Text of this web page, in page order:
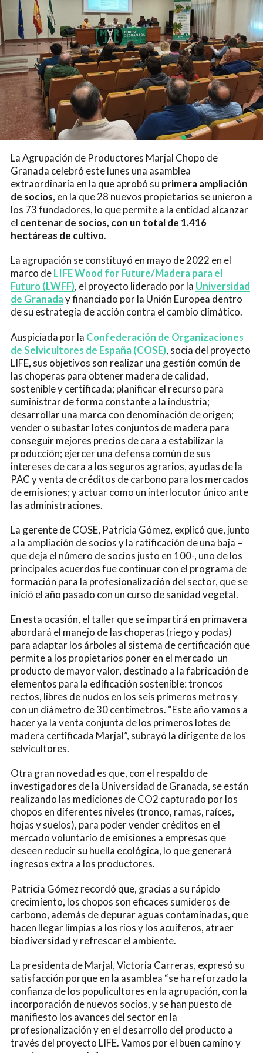
La Agrupación de Productores Marjal Chopo de
Granada celebró este lunes una asamblea
extraordinaria en la que aprobó su primera ampliación
de socios, en la que 28 nuevos propietarios se unieron a
los 73 fundadores, lo que permite a la entidad alcanzar
el centenar de socios, con un total de 1.416
hectáreas de cultivo.
La agrupación se constituyó en mayo de 2022 en el
marco deLIFE Wood for Future/Madera para el
Futuro (LWFF), el proyecto liderado por la Universidad
de Granaday financiado por la Unión Europea dentro
de su estrategia de acción contra el cambio climático.
Auspiciada por la Confederación de Organizaciones
de Selvicultores de España (COSE), socia del proyecto
LIFE, sus objetivos son realizar una gestión común de
las choperas para obtener madera de calidad,
sostenible y certificada; planificar el recurso para
suministrar de forma constante a la industria;
desarrollar una marca con denominación de origen;
vender o subastar lotes conjuntos de madera para
conseguir mejores precios de cara a estabilizar la
producción; ejercer una defensa común de sus
intereses de cara a los seguros agrarios, ayudas de la
PAC y venta de créditos de carbono para los mercados
de emisiones; y actuar como un interlocutor único ante
las administraciones.
La gerente de COSE, Patricia Gómez, explicó que, junto
a la ampliación de socios y la ratificación de una baja –
que deja el número de socios justo en 100-, uno de los
principales acuerdos fue continuar con el programa de
formación para la profesionalización del sector, que se
inició el año pasado con un curso de sanidad vegetal.
En esta ocasión, el taller que se impartirá en primavera
abordará el manejo de las choperas (riego y podas)
para adaptar los árboles al sistema de certificación que
permite a los propietarios poner en el mercado un
producto de mayor valor, destinado a la fabricación de
elementos para la edificación sostenible: troncos
rectos, libres de nudos en los seis primeros metros y
con un diámetro de 30 centímetros. “Este año vamos a
hacer ya la venta conjunta de los primeros lotes de
madera certificada Marjal”, subrayó la dirigente de los
selvicultores.
Otra gran novedad es que, con el respaldo de
investigadores de la Universidad de Granada, se están
realizando las mediciones de CO2 capturado por los
chopos en diferentes niveles (tronco, ramas, raíces,
hojas y suelos), para poder vender créditos en el
mercado voluntario de emisiones a empresas que
deseen reducir su huella ecológica, lo que generará
ingresos extra a los productores.
Patricia Gómez recordó que, gracias a su rápido
crecimiento, los chopos son eficaces sumideros de
carbono, además de depurar aguas contaminadas, que
hacen llegar limpias a los ríos y los acuíferos, atraer
biodiversidad y refrescar el ambiente.
La presidenta de Marjal, Victoria Carreras, expresó su
satisfacción porque en la asamblea “se ha reforzado la
confianza de los populicultores en la agrupación, con la
incorporación de nuevos socios, y se han puesto de
manifiesto los avances del sector en la
profesionalización y en el desarrollo del producto a
través del proyecto LIFE. Vamos por el buen camino y